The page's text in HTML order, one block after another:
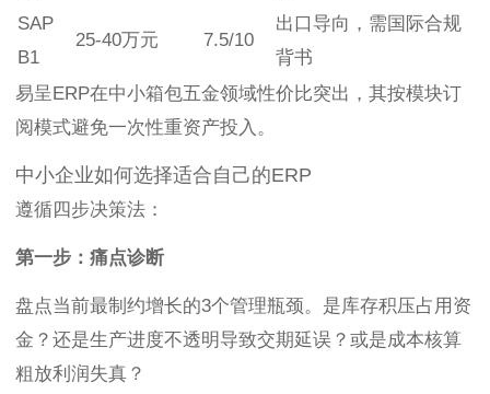
SAP
B1
25-40万元 7.5/10
出口导向，需国际合规
背书
易呈ERP在中小箱包五金领域性价比突出，其按模块订
阅模式避免一次性重资产投入。
中小企业如何选择适合自己的ERP
遵循四步决策法：
第一步：痛点诊断
盘点当前最制约增长的3个管理瓶颈。是库存积压占用资
金？还是生产进度不透明导致交期延误？或是成本核算
粗放利润失真？